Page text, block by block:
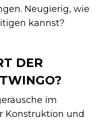
Neugierig, wie
kannst?
DER
im
Konstruktion und